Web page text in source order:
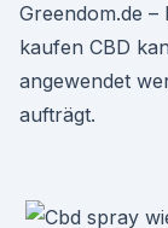
Greendom.de
kaufen CBD
angewendet
aufträgt.